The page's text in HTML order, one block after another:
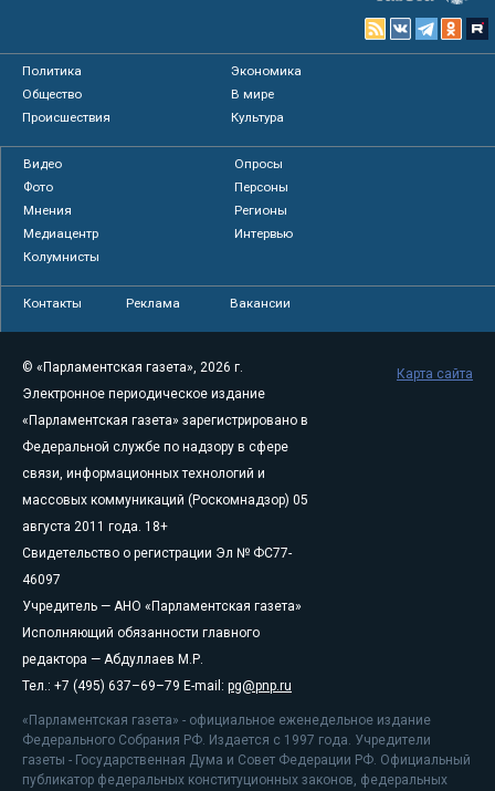
Политика
Экономика
Общество
В мире
Происшествия
Культура
Видео
Опросы
Фото
Персоны
Мнения
Регионы
Медиацентр
Интервью
Колумнисты
Контакты Реклама Вакансии
© «Парламентская газета», 2026 г.
Электронное периодическое издание
«Парламентская газета» зарегистрировано в
Федеральной службе по надзору в сфере
связи, информационных технологий и
массовых коммуникаций (Роскомнадзор) 05
августа 2011 года. 18+
Свидетельство о регистрации Эл № ФС77-
46097
Учредитель — АНО «Парламентская газета»
Исполняющий обязанности главного
редактора — Абдуллаев М.Р.
Тел.: +7 (495) 637–69–79 E-mail: pg@pnp.ru
«Парламентская газета» - официальное еженедельное издание
Федерального Собрания РФ. Издается с 1997 года. Учредители
газеты - Государственная Дума и Совет Федерации РФ. Официальный
публикатор федеральных конституционных законов, федеральных
Карта сайта